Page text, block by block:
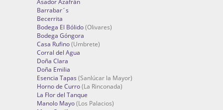
Asador Azafrán
Barrabar´s
Becerrita
Bodega El Bólido(Olivares)
Bodega Góngora
Casa Rufino(Umbrete)
Corral del Agua
Doña Clara
Doña Emilia
Esencia Tapas (Sanlúcar la Mayor)
Horno de Curro(La Rinconada)
La Flor del Tanque
Manolo Mayo(Los Palacios)